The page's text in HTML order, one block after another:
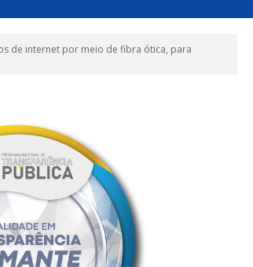
de internet por meio de fibra ótica, para